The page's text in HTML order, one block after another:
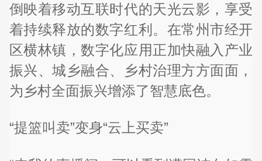
倒映着移动互联时代的天光云影，享受
着持续释放的数字红利。在常州市经开
区横林镇，数字化应用正加快融入产业
振兴、城乡融合、乡村治理方方面面，
为乡村全面振兴增添了智慧底色。
“提篮叫卖”变身“云上买卖”